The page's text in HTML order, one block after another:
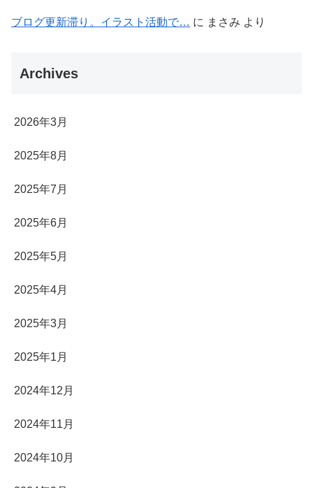
ブログ更新滞り。イラスト活動で… に まさみ より
Archives
2026年3月
2025年8月
2025年7月
2025年6月
2025年5月
2025年4月
2025年3月
2025年1月
2024年12月
2024年11月
2024年10月